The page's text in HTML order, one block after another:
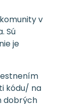
v
Sú
je
kódu/ na
dobrých